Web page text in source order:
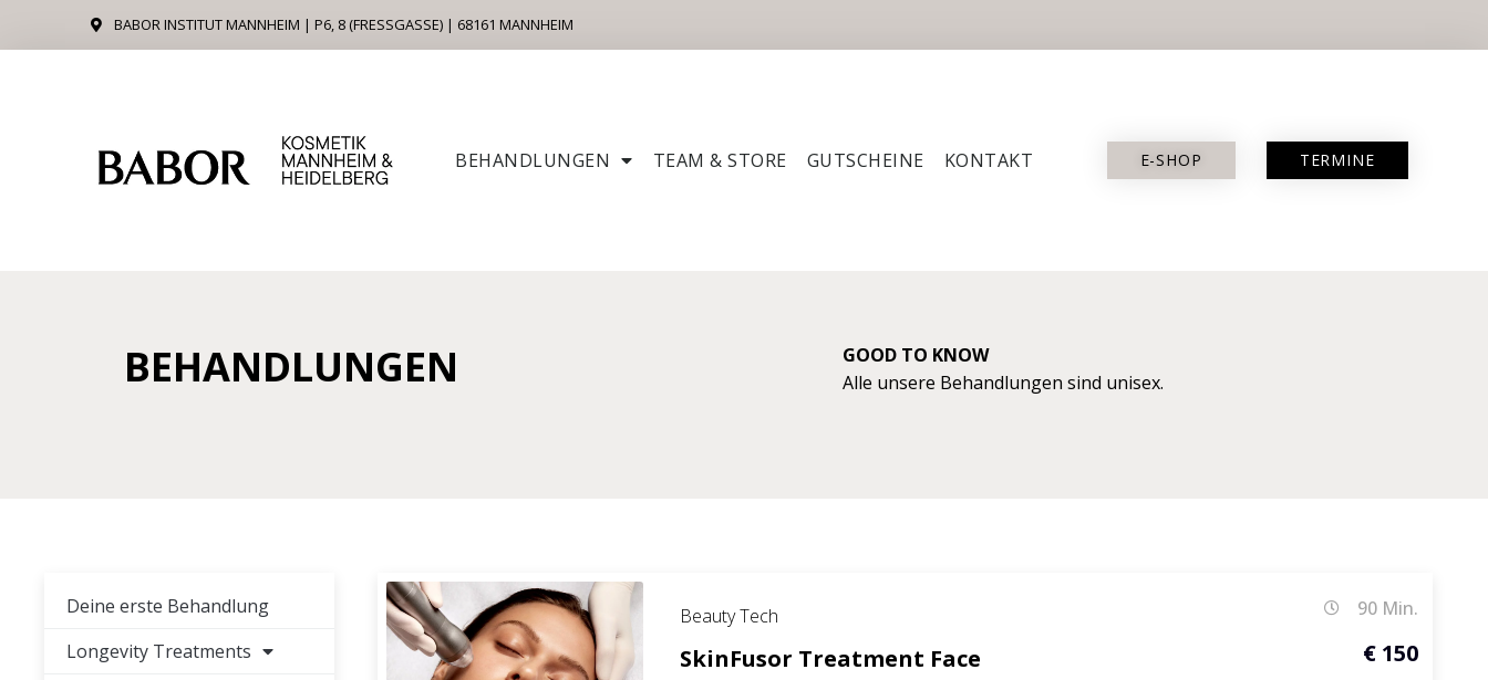
BABOR INSTITUT MANNHEIM | P6, 8 (FRESSGASSE) | 68161 MANNHEIM
BEHANDLUNGEN TEAM & STORE GUTSCHEINE KONTAKT E-SHOP TERMINE
BEHANDLUNGEN
GOOD TO KNOW
Alle unsere Behandlungen sind unisex.
Deine erste Behandlung
Longevity Treatments
Beauty Tech
SkinFusor Treatment Face
90 Min.
€ 150